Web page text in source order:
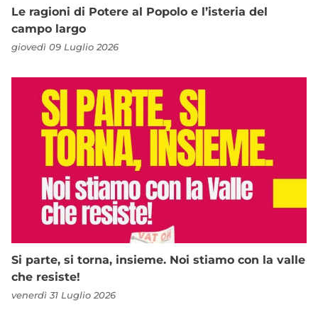
Le ragioni di Potere al Popolo e l’isteria del
campo largo
giovedì 09 Luglio 2026
Si parte, si torna, insieme. Noi stiamo con la valle
che resiste!
venerdì 31 Luglio 2026